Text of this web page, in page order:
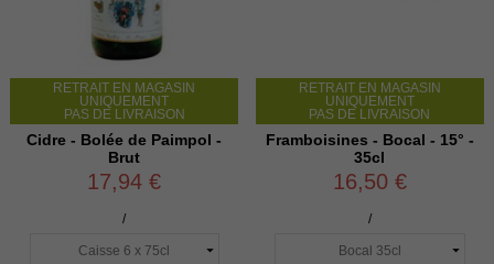
RETRAIT EN MAGASIN
UNIQUEMENT
PAS DE LIVRAISON
Cidre - Bolée de Paimpol -
Brut
17,94 €
/
RETRAIT EN MAGASIN
UNIQUEMENT
PAS DE LIVRAISON
Framboisines - Bocal - 15° -
35cl
16,50 €
/